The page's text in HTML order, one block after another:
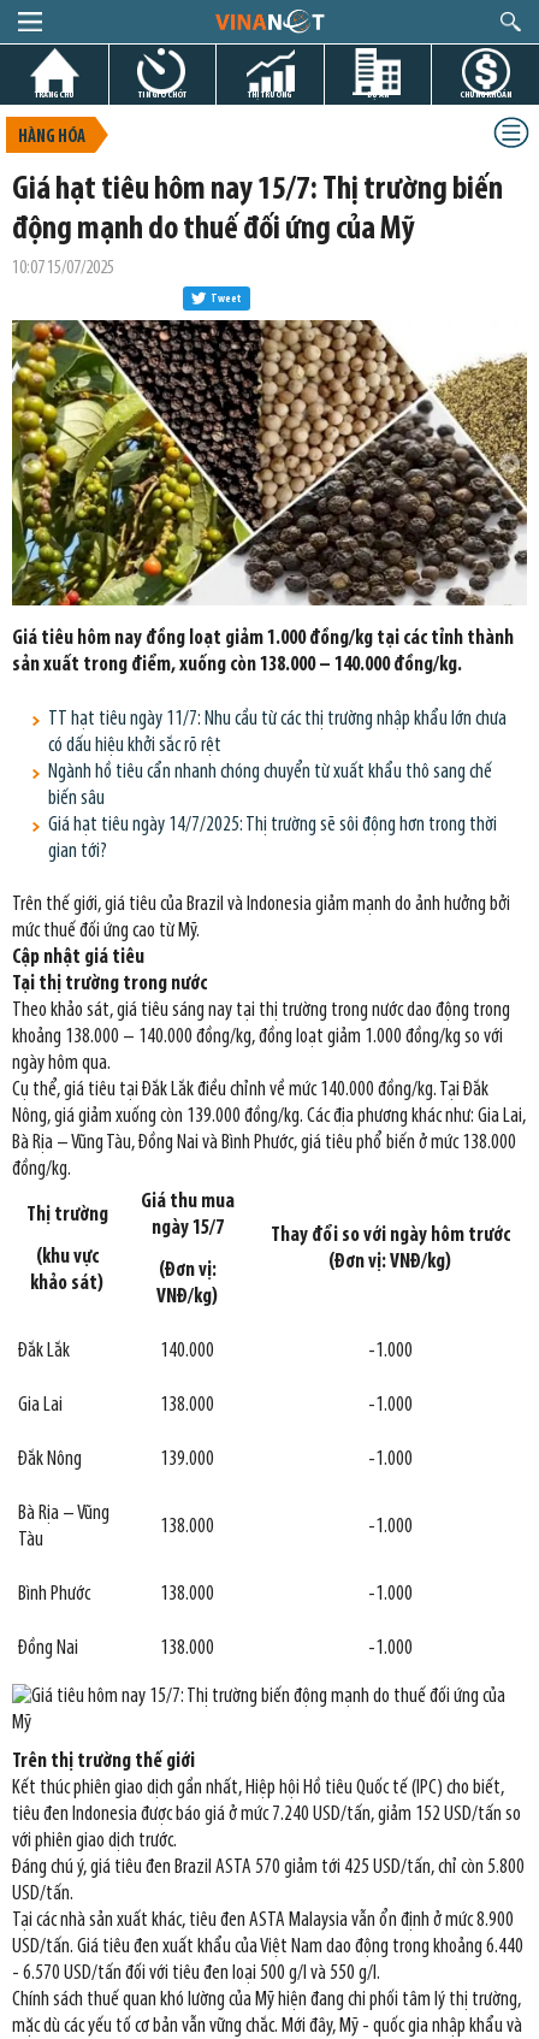
TRANG CHỦ TIN GIỜ CHÓT THỊ TRƯỜNG DỰ ÁN CHỨNG KHOÁN
HÀNG HÓA
Giá hạt tiêu hôm nay 15/7: Thị trường biến
động mạnh do thuế đối ứng của Mỹ
10:07 15/07/2025
Tweet
Giá tiêu hôm nay đồng loạt giảm 1.000 đồng/kg tại các tỉnh thành
sản xuất trong điểm, xuống còn 138.000 – 140.000 đồng/kg.
TT hạt tiêu ngày 11/7: Nhu cầu từ các thị trường nhập khẩu lớn chưa
có dấu hiệu khởi sắc rõ rệt
Ngành hồ tiêu cẩn nhanh chóng chuyển từ xuất khẩu thô sang chế
biến sâu
Giá hạt tiêu ngày 14/7/2025: Thị trường sẽ sôi động hơn trong thời
gian tới?
Trên thế giới, giá tiêu của Brazil và Indonesia giảm mạnh do ảnh hưởng bởi
mức thuế đối ứng cao từ Mỹ.
Cập nhật giá tiêu
Tại thị trường trong nước
Theo khảo sát, giá tiêu sáng nay tại thị trường trong nước dao động trong
khoảng 138.000 – 140.000 đồng/kg, đồng loạt giảm 1.000 đồng/kg so với
ngày hôm qua.
Cụ thể, giá tiêu tại Đắk Lắk điều chỉnh về mức 140.000 đồng/kg. Tại Đắk
Nông, giá giảm xuống còn 139.000 đồng/kg. Các địa phương khác như: Gia Lai,
Bà Rịa – Vũng Tàu, Đồng Nai và Bình Phước, giá tiêu phổ biến ở mức 138.000
đồng/kg.
Thị trường
(khu vực
khảo sát)
Giá thu mua
ngày 15/7
(Đơn vị:
VNĐ/kg)
Thay đổi so với ngày hôm trước
(Đơn vị: VNĐ/kg)
Đắk Lắk 140.000 -1.000
Gia Lai 138.000 -1.000
Đắk Nông 139.000 -1.000
Bà Rịa – Vũng
Tàu
138.000 -1.000
Bình Phước 138.000 -1.000
Đồng Nai 138.000 -1.000
Trên thị trường thế giới
Kết thúc phiên giao dịch gần nhất, Hiệp hội Hồ tiêu Quốc tế (IPC) cho biết,
tiêu đen Indonesia được báo giá ở mức 7.240 USD/tấn, giảm 152 USD/tấn so
với phiên giao dịch trước.
Đáng chú ý, giá tiêu đen Brazil ASTA 570 giảm tới 425 USD/tấn, chỉ còn 5.800
USD/tấn.
Tại các nhà sản xuất khác, tiêu đen ASTA Malaysia vẫn ổn định ở mức 8.900
USD/tấn. Giá tiêu đen xuất khẩu của Việt Nam dao động trong khoảng 6.440
- 6.570 USD/tấn đối với tiêu đen loại 500 g/l và 550 g/l.
Chính sách thuế quan khó lường của Mỹ hiện đang chi phối tâm lý thị trường,
mặc dù các yếu tố cơ bản vẫn vững chắc. Mới đây, Mỹ - quốc gia nhập khẩu và